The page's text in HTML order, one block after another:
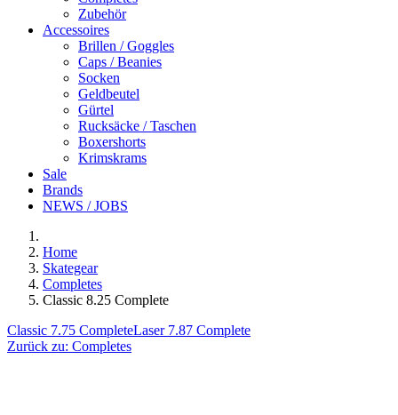
Zubehör
Accessoires
Brillen / Goggles
Caps / Beanies
Socken
Geldbeutel
Gürtel
Rucksäcke / Taschen
Boxershorts
Krimskrams
Sale
Brands
NEWS / JOBS
Home
Skategear
Completes
Classic 8.25 Complete
Classic 7.75 CompleteLaser 7.87 Complete
Zurück zu: Completes